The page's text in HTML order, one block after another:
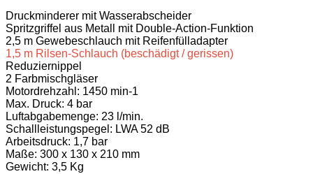
Druckminderer mit Wasserabscheider
Spritzgriffel aus Metall mit Double-Action-Funktion
2,5 m Gewebeschlauch mit Reifenfülladapter
1,5 m Rilsen-Schlauch (beschädigt / gerissen)
Reduziernippel
2 Farbmischgläser
Motordrehzahl: 1450 min-1
Max. Druck: 4 bar
Luftabgabemenge: 23 l/min.
Schallleistungspegel: LWA 52 dB
Arbeitsdruck: 1,7 bar
Maße: 300 x 130 x 210 mm
Gewicht: 3,5 Kg